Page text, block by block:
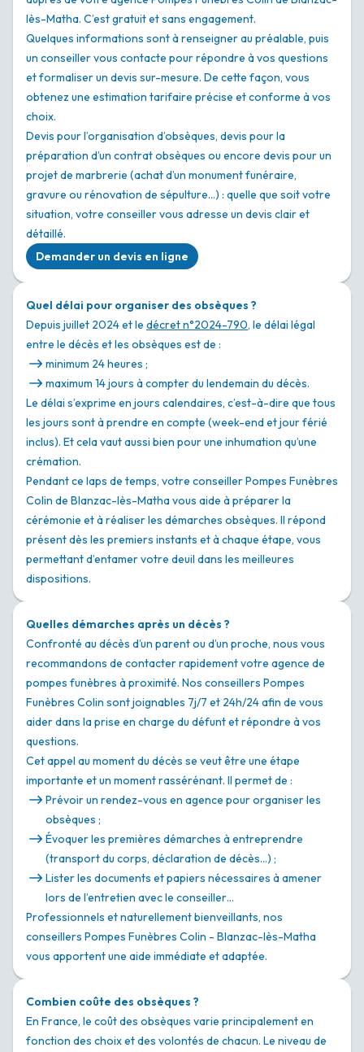
lès-Matha. C’est gratuit et sans engagement.
Quelques informations sont à renseigner au préalable, puis
un conseiller vous contacte pour répondre à vos questions
et formaliser un devis sur-mesure. De cette façon, vous
obtenez une estimation tarifaire précise et conforme à vos
choix.
Devis pour l’organisation d’obsèques, devis pour la
préparation d’un contrat obsèques ou encore devis pour un
projet de marbrerie (achat d’un monument funéraire,
gravure ou rénovation de sépulture…) : quelle que soit votre
situation, votre conseiller vous adresse un devis clair et
détaillé.
Demander un devis en ligne
Quel délai pour organiser des obsèques ?
Depuis juillet 2024 et le décret n°2024-790, le délai légal
entre le décès et les obsèques est de :
minimum 24 heures ;
maximum 14 jours à compter du lendemain du décès.
Le délai s’exprime en jours calendaires, c’est-à-dire que tous
les jours sont à prendre en compte (week-end et jour férié
inclus). Et cela vaut aussi bien pour une inhumation qu’une
crémation.
Pendant ce laps de temps, votre conseiller Pompes Funèbres
Colin de Blanzac-lès-Matha vous aide à préparer la
cérémonie et à réaliser les démarches obsèques. Il répond
présent dès les premiers instants et à chaque étape, vous
permettant d’entamer votre deuil dans les meilleures
dispositions.
Quelles démarches après un décès ?
Confronté au décès d’un parent ou d’un proche, nous vous
recommandons de contacter rapidement votre agence de
pompes funèbres à proximité. Nos conseillers Pompes
Funèbres Colin sont joignables 7j/7 et 24h/24 afin de vous
aider dans la prise en charge du défunt et répondre à vos
questions.
Cet appel au moment du décès se veut être une étape
importante et un moment rassérénant. Il permet de :
Prévoir un rendez-vous en agence pour organiser les
obsèques ;
Évoquer les premières démarches à entreprendre
(transport du corps, déclaration de décès…) ;
Lister les documents et papiers nécessaires à amener
lors de l’entretien avec le conseiller…
Professionnels et naturellement bienveillants, nos
conseillers Pompes Funèbres Colin - Blanzac-lès-Matha
vous apportent une aide immédiate et adaptée.
Combien coûte des obsèques ?
En France, le coût des obsèques varie principalement en
fonction des choix et des volontés de chacun. Le niveau de